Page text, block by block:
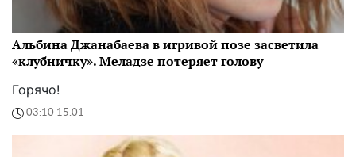
Альбина Джанабаева в игривой позе засветила
«клубничку». Меладзе потеряет голову
Горячо!
03:10 15.01